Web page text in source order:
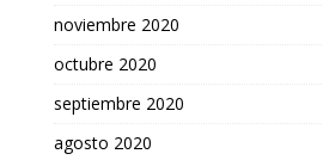
noviembre 2020
octubre 2020
septiembre 2020
agosto 2020